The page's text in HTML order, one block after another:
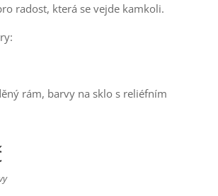
radost, která se vejde kamkoli.
rám, barvy na sklo s reliéfním